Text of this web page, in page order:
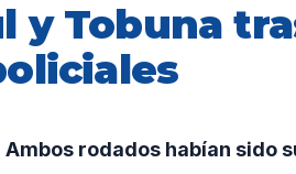
y Tobuna
Ambos rodados habían